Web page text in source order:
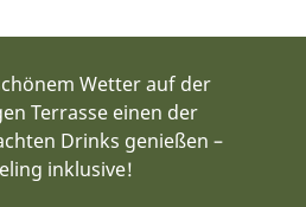
Wetter auf der
Terrasse einen der
Drinks genießen –
inklusive!